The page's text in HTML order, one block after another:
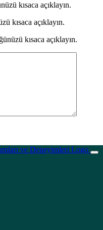
kısaca açıklayın.
kısaca açıklayın.
kısaca açıklayın.